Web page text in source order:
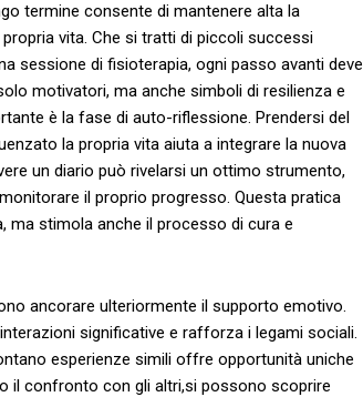
⁣termine consente di ⁢mantenere alta la
vita. Che si tratti di piccoli successi
sessione di fisioterapia, ogni passo avanti deve⁤
motivatori, ma anche simboli di resilienza e
è la fase‍ di auto-riflessione. Prendersi del
la propria vita​ aiuta a integrare la‌ nuova⁣
un diario può ⁣rivelarsi un ottimo strumento,
il proprio progresso.‌ Questa pratica
ma stimola​ anche‍ il processo di cura e
ancorare ulteriormente il supporto emotivo.
significative e rafforza‌ i legami⁢ sociali.
esperienze simili offre opportunità uniche
il ⁢confronto con gli altri,si possono scoprire